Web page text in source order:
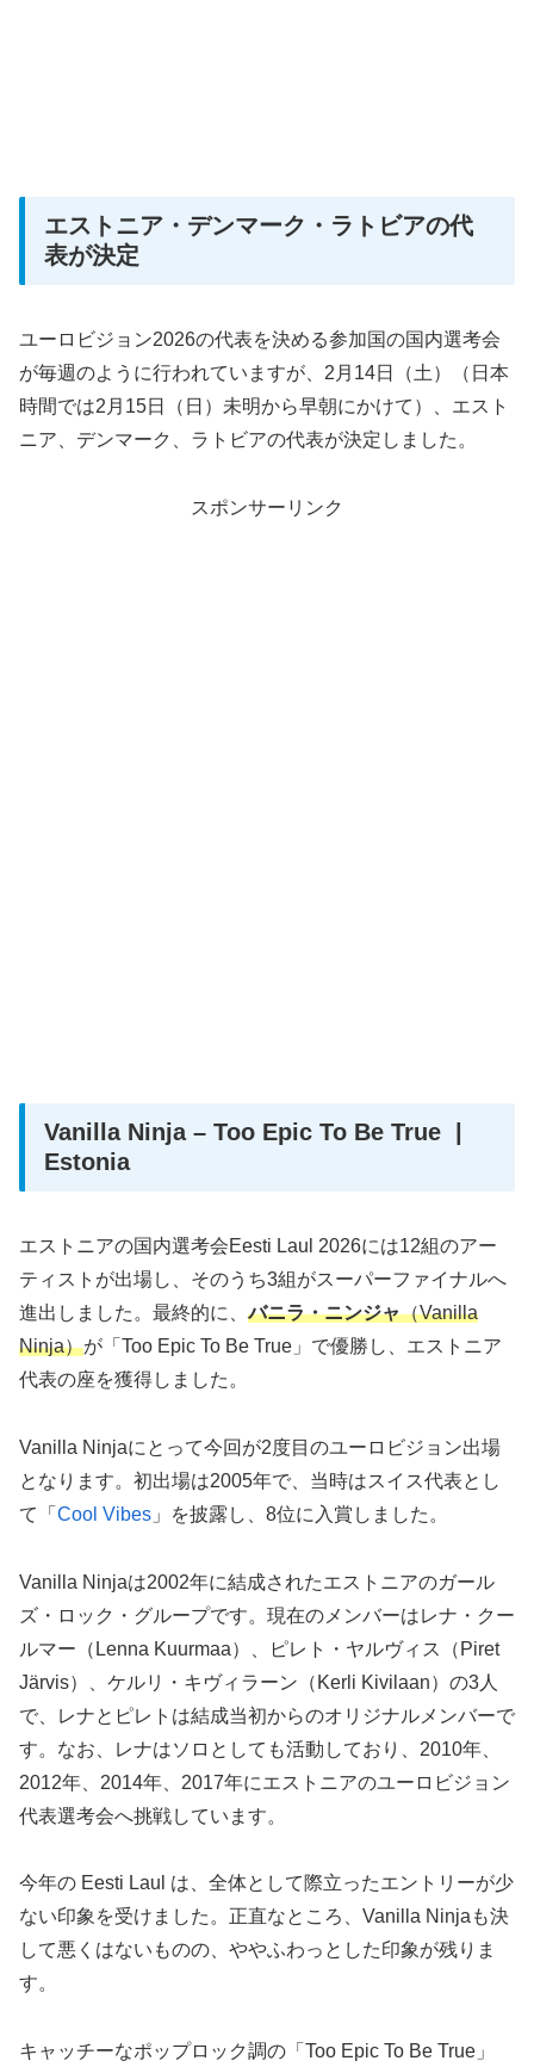
エストニア・デンマーク・ラトビアの代
表が決定
ユーロビジョン2026の代表を決める参加国の国内選考会
が毎週のように行われていますが、2月14日（土）（日本
時間では2月15日（日）未明から早朝にかけて）、エスト
ニア、デンマーク、ラトビアの代表が決定しました。
スポンサーリンク
Vanilla Ninja – Too Epic To Be True |
Estonia
エストニアの国内選考会Eesti Laul 2026には12組のアー
ティストが出場し、そのうち3組がスーパーファイナルへ
進出しました。最終的に、バニラ・ニンジャ（Vanilla
Ninja）が「Too Epic To Be True」で優勝し、エストニア
代表の座を獲得しました。
Vanilla Ninjaにとって今回が2度目のユーロビジョン出場
となります。初出場は2005年で、当時はスイス代表とし
て「 Cool Vibes 」を披露し、8位に入賞しました。
Vanilla Ninjaは2002年に結成されたエストニアのガール
ズ・ロック・グループです。現在のメンバーはレナ・クー
ルマー（Lenna Kuurmaa）、ピレト・ヤルヴィス（Piret
Järvis）、ケルリ・キヴィラーン（Kerli Kivilaan）の3人
で、レナとピレトは結成当初からのオリジナルメンバーで
す。なお、レナはソロとしても活動しており、2010年、
2012年、2014年、2017年にエストニアのユーロビジョン
代表選考会へ挑戦しています。
今年の Eesti Laul は、全体として際立ったエントリーが少
ない印象を受けました。正直なところ、Vanilla Ninjaも決
して悪くはないものの、ややふわっとした印象が残りま
す。
キャッチーなポップロック調の「Too Epic To Be True」